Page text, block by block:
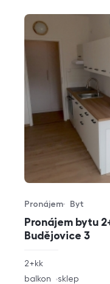
Pronájem bytu
Budějovice 3
Typ nabídky
Pronájem
Typ nemovitosti
Byt
rozměry
dispozice
2+kk
funkce
balkon sklep